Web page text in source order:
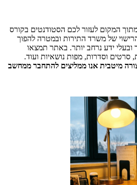
המקום לעזור לכם הסטודנטים בקורס
של משרד התירות ובמטרה להפוך
ובעלי ידע נרחב יותר. באתר תמצאו
סרטים וסדרות, מפות נושאיות ועוד.
מיטבית אנו ממליצים להתחבר ממחשב